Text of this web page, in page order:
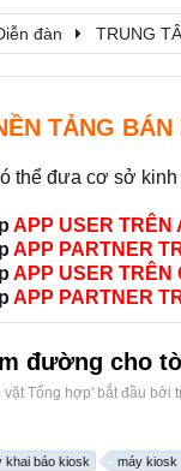
đàn TRUNG
TẢNG
thể đưa cơ sở
APP USER TRÊN
APP PARTNER
APP USER TRÊN
APP PARTNER
đường cho
vặt Tổng hợp' bắt đầu bởi
khai báo kiosk máy kiosk